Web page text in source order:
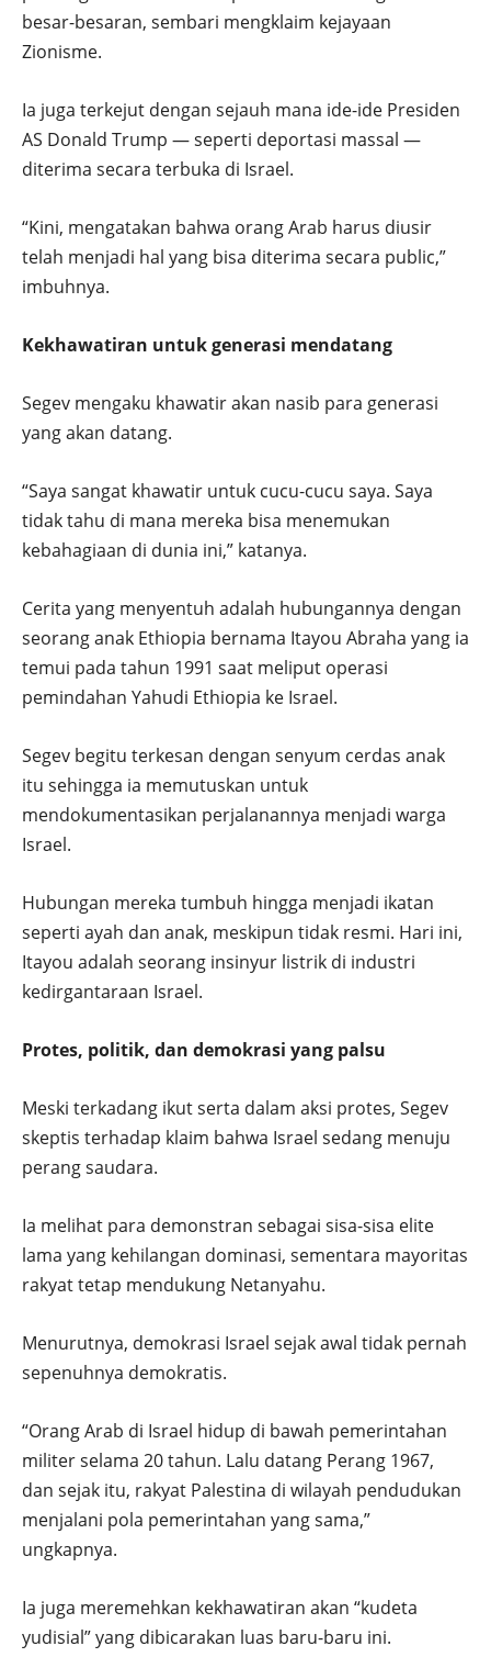
besar-besaran, sembari mengklaim kejayaan
Zionisme.
Ia juga terkejut dengan sejauh mana ide-ide Presiden
AS Donald Trump — seperti deportasi massal —
diterima secara terbuka di Israel.
“Kini, mengatakan bahwa orang Arab harus diusir
telah menjadi hal yang bisa diterima secara public,”
imbuhnya.
Kekhawatiran untuk generasi mendatang
Segev mengaku khawatir akan nasib para generasi
yang akan datang.
“Saya sangat khawatir untuk cucu-cucu saya. Saya
tidak tahu di mana mereka bisa menemukan
kebahagiaan di dunia ini,” katanya.
Cerita yang menyentuh adalah hubungannya dengan
seorang anak Ethiopia bernama Itayou Abraha yang ia
temui pada tahun 1991 saat meliput operasi
pemindahan Yahudi Ethiopia ke Israel.
Segev begitu terkesan dengan senyum cerdas anak
itu sehingga ia memutuskan untuk
mendokumentasikan perjalanannya menjadi warga
Israel.
Hubungan mereka tumbuh hingga menjadi ikatan
seperti ayah dan anak, meskipun tidak resmi. Hari ini,
Itayou adalah seorang insinyur listrik di industri
kedirgantaraan Israel.
Protes, politik, dan demokrasi yang palsu
Meski terkadang ikut serta dalam aksi protes, Segev
skeptis terhadap klaim bahwa Israel sedang menuju
perang saudara.
Ia melihat para demonstran sebagai sisa-sisa elite
lama yang kehilangan dominasi, sementara mayoritas
rakyat tetap mendukung Netanyahu.
Menurutnya, demokrasi Israel sejak awal tidak pernah
sepenuhnya demokratis.
“Orang Arab di Israel hidup di bawah pemerintahan
militer selama 20 tahun. Lalu datang Perang 1967,
dan sejak itu, rakyat Palestina di wilayah pendudukan
menjalani pola pemerintahan yang sama,”
ungkapnya.
Ia juga meremehkan kekhawatiran akan “kudeta
yudisial” yang dibicarakan luas baru-baru ini.